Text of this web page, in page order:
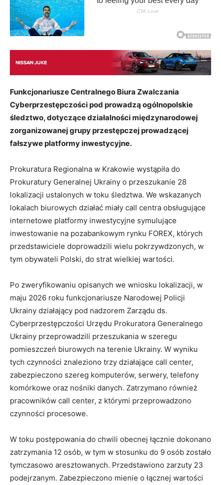
Funkcjonariusze Centralnego Biura Zwalczania
Cyberprzestępczości pod prowadzą ogólnopolskie
śledztwo, dotyczące działalności międzynarodowej
zorganizowanej grupy przestępczej prowadzącej
fałszywe platformy inwestycyjne.
Prokuratura Regionalna w Krakowie wystąpiła do
Prokuratury Generalnej Ukrainy o przeszukanie 28
lokalizacji ustalonych w toku śledztwa. We wskazanych
lokalach biurowych działać miały call centra obsługujące
internetowe platformy inwestycyjne symulujące
inwestowanie na pozabankowym rynku FOREX, których
przedstawiciele doprowadzili wielu pokrzywdzonych, w
tym obywateli Polski, do strat wielkiej wartości.
Po zweryfikowaniu opisanych we wniosku lokalizacji, w
maju 2026 roku funkcjonariusze Narodowej Policji
Ukrainy działający pod nadzorem Zarządu ds.
Cyberprzestępczości Urzędu Prokuratora Generalnego
Ukrainy przeprowadzili przeszukania w szeregu
pomieszczeń biurowych na terenie Ukrainy. W wyniku
tych czynności znaleziono trzy działające call center,
zabezpieczono szereg komputerów, serwery, telefony
komórkowe oraz nośniki danych. Zatrzymano również
pracowników call center, z którymi przeprowadzono
czynności procesowe.
W toku postępowania do chwili obecnej łącznie dokonano
zatrzymania 12 osób, w tym w stosunku do 9 osób zostało
tymczasowo aresztowanych. Przedstawiono zarzuty 23
podejrzanym. Zabezpieczono mienie o łącznej wartości